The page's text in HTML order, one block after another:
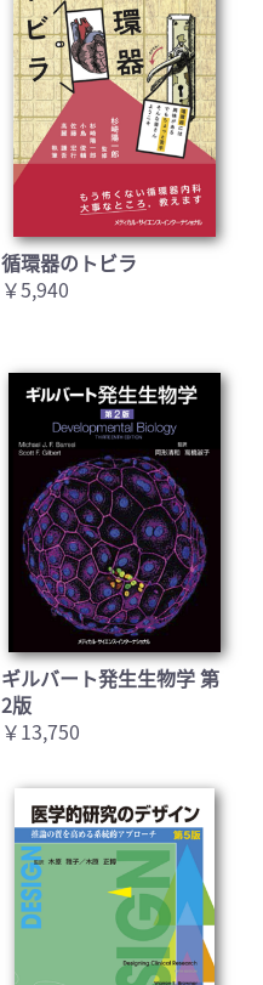
循環器のトビラ
￥5,940
ギルバート発生生物学 第
2版
￥13,750